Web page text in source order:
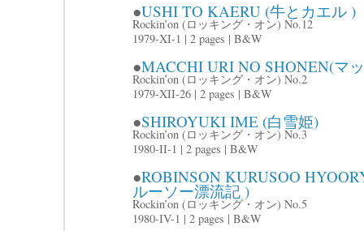
●USHI TO KAERU (牛とカエル )
Rockin’on (ロッキング・オン) No.12
1979-XI-1 | 2 pages | B&W
●MACCHI URI NO SHONEN(マ
Rockin’on (ロッキング・オン) No.2
1979-XII-26 | 2 pages | B&W
●SHIROYUKI IME (白雪姫)
Rockin’on (ロッキング・オン) No.3
1980-II-1 | 2 pages | B&W
●ROBINSON KURUSOO
ルーソー漂流記 )
Rockin’on (ロッキング・オン) No.5
1980-IV-1 | 2 pages | B&W